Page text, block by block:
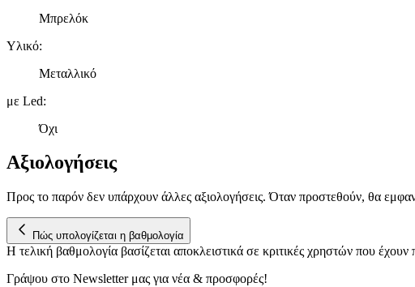
Μπρελόκ
Υλικό:
Μεταλλικό
με Led:
Όχι
Αξιολογήσεις
Προς το παρόν δεν υπάρχουν άλλες αξιολογήσεις. Όταν προστεθούν, θα
Πώς υπολογίζεται η βαθμολογία
Η τελική βαθμολογία βασίζεται αποκλειστικά σε κριτικές χρηστών που
Γράψου στο Νewsletter μας για νέα & προσφορές!